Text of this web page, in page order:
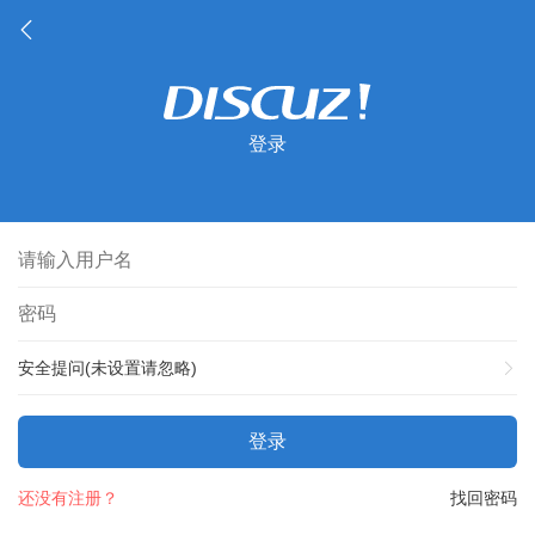
登录
安全提问(未设置请忽略)
登录
找回密码
还没有注册？